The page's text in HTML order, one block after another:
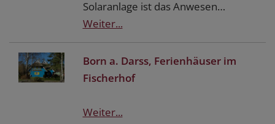
Solaranlage ist das Anwesen…
Weiter...
Born a. Darss, Ferienhäuser im
Fischerhof
Weiter...